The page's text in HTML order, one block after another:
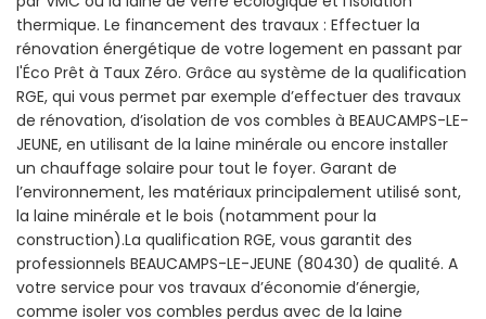
thermique. Le financement des travaux : Effectuer la
rénovation énergétique de votre logement en passant par
l'Éco Prêt à Taux Zéro. Grâce au système de la qualification
RGE, qui vous permet par exemple d’effectuer des travaux
de rénovation, d’isolation de vos combles à BEAUCAMPS-LE-
JEUNE, en utilisant de la laine minérale ou encore installer
un chauffage solaire pour tout le foyer. Garant de
l’environnement, les matériaux principalement utilisé sont,
la laine minérale et le bois (notamment pour la
construction).La qualification RGE, vous garantit des
professionnels BEAUCAMPS-LE-JEUNE (80430) de qualité. A
votre service pour vos travaux d’économie d’énergie,
comme isoler vos combles perdus avec de la laine